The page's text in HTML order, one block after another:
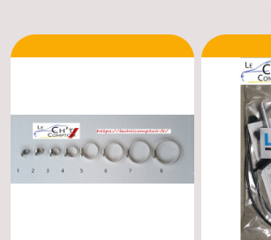
104
Pièces
moteur
104
(1)